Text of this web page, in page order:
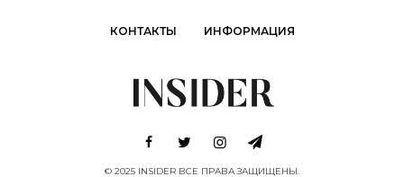
КОНТАКТЫ ИНФОРМАЦИЯ
© 2025 INSIDER ВСЕ ПРАВА ЗАЩИЩЕНЫ.